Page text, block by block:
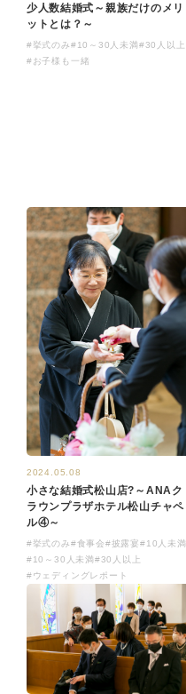
少人数結婚式～親族だけのメリ
ットとは？～
#挙式のみ#10～30人未満#30人以上
#お子様も一緒
2024.05.08
小さな結婚式松山店?～ANAク
ラウンプラザホテル松山チャペ
ル④～
#挙式のみ#食事会#披露宴#10人未満
#10～30人未満#30人以上
#ウェディングレポート